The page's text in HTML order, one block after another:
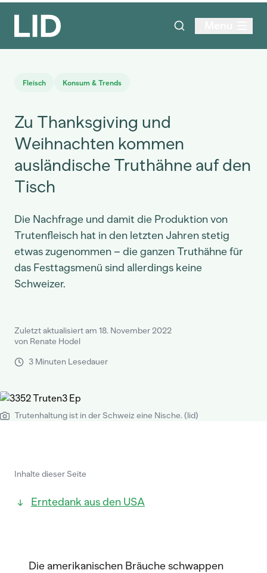
Fleisch Konsum & Trends
Zu Thanksgiving und
Weihnachten kommen
ausländische Truthähne auf den
Tisch
Die Nachfrage und damit die Produktion von
Trutenfleisch hat in den letzten Jahren stetig
etwas zugenommen – die ganzen Truthähne für
das Festtagsmenü sind allerdings keine
Schweizer.
Zuletzt aktualisiert am 18. November 2022
von Renate Hodel
3 Minuten Lesedauer
Trutenhaltung ist in der Schweiz eine Nische. (lid)
Inhalte dieser Seite
Erntedank aus den USA
Die amerikanischen Bräuche schwappen